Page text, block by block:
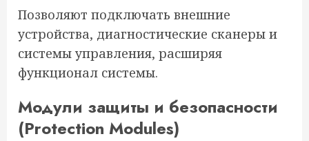
Позволяют подключать внешние
устройства, диагностические сканеры и
системы управления, расширяя
функционал системы.
Модули защиты и безопасности
(Protection Modules)